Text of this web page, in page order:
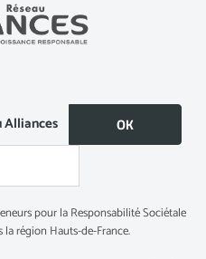
Alliances
pour la Responsabilité Sociétale
la région Hauts-de-France.